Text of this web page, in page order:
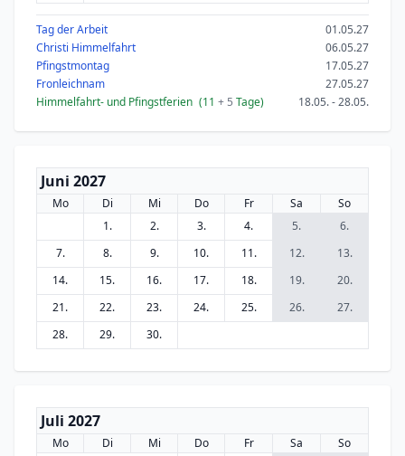
Tag der Arbeit
01.05.27
Christi Himmelfahrt
06.05.27
Pfingstmontag
17.05.27
Fronleichnam
27.05.27
Himmelfahrt- und Pfingstferien (11 + 5 Tage) 18.05. - 28.05.
Juni 2027
Mo Di Mi Do Fr Sa
So
1.
2. 3. 4. 5.
6.
7.
8. 9. 10. 11. 12.
13.
14.
15. 16. 17. 18. 19.
20.
21.
22. 23. 24. 25. 26.
27.
28.
29. 30.
Juli 2027
Mo Di Mi Do Fr Sa
So